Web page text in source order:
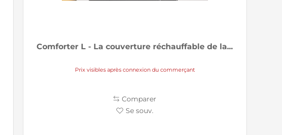
Comforter L - La couverture réchauffable de la...
Prix visibles après connexion du commerçant
Comparer
Se souv.